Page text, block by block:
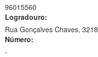
96015560
Logradouro:
Rua Gonçalves Chaves, 3218
Número:
-